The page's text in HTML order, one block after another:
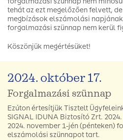
tehát az ezt megelőzően felvett,
megbízások elszámolási
forgalmazási szünnap nem kerül
Köszönjük megértésüket!
2024. október 17.
Forgalmazási szünnap
Ezúton értesítjük Tisztelt
SIGNAL IDUNA Biztosító Zrt.
2024. november 1-jén (pénteken)
elszámolási szünnapot tart.